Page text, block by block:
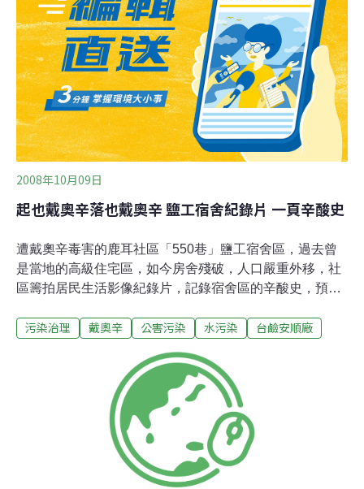
TEQ/kg）為整治基準，編列16.47億之整治經費，規劃以
二階段進行整治，第一階段整治期，預定期程為5年，首
先將廠區高於土壤污染管制標準值之土壤移除暫存，縮小
污染範圍，解除部分列管區域，並進行海水貯水池底泥疏
濬清理。高濃度污染土壤則以熱處理方式將其濃
2008年10月09日
起也戴奧辛落也戴奧辛 鹽工宿舍紀錄片 一頁辛酸史
遭戴奧辛毒害的鹿耳社區「550巷」鹽工宿舍區，過去曾
是當地的高級住宅區，如今房舍殘破，人口嚴重外移，社
區籌拍居民生活影像紀錄片，記錄宿舍區的辛酸史，預計
「550巷」鹽工宿舍區，就是北汕尾二路550巷社區，居民
是茅草屋，一直到民國50年才由當時的台鹼安順廠興建有
閣樓的磚屋，當時風光一時，也是當地的高級住宅區。社
區理事蕭重華說，他是鹽工第二代，看著社區從繁華到沒
落，感觸良多，現今社區幾乎只剩老人和小孩，而長者也
一個一個凋零，紀錄片的拍攝將可為社區留下珍貴的影像
及見證社區的辛酸史。居民柳慶章說，社區對戴奧辛又愛
又恨，過去這裡曾是高級住宅區，如今破落不堪，有能力
污染治理 戴奧辛 公害污染 水污染 台鹼安順廠